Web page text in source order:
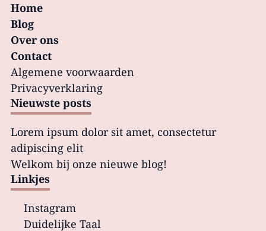
Home
Blog
Over ons
Contact
Algemene voorwaarden
Privacy­verklaring
Nieuwste posts
Lorem ipsum dolor sit amet, consectetur
adipiscing elit
Welkom bij onze nieuwe blog!
Linkjes
Instagram
Duidelijke Taal